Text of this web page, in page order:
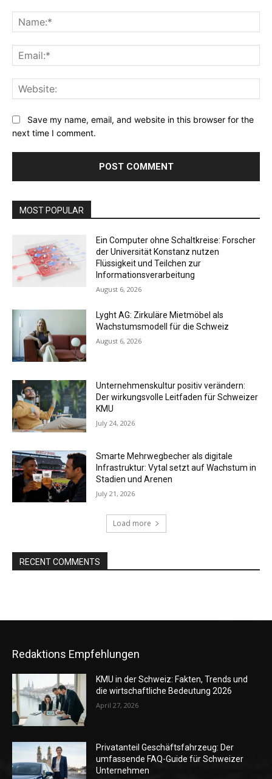
Save my name, email, and website in this browser for the
next time I comment.
MOST POPULAR
Ein Computer ohne Schaltkreise: Forscher
der Universität Konstanz nutzen
Flüssigkeit und Teilchen zur
Informationsverarbeitung
August 6, 2026
Lyght AG: Zirkuläre Mietmöbel als
Wachstumsmodell für die Schweiz
August 6, 2026
Unternehmenskultur positiv verändern:
Der wirkungsvolle Leitfaden für Schweizer
KMU
July 24, 2026
Smarte Mehrwegbecher als digitale
Infrastruktur: Vytal setzt auf Wachstum in
Stadien und Arenen
July 21, 2026
Load more
RECENT COMMENTS
Redaktions Empfehlungen
KMU in der Schweiz: Fakten, Trends und
die wirtschaftliche Bedeutung 2026
April 27, 2026
Privatanteil Geschäftsfahrzeug: Der
umfassende FAQ-Guide für Schweizer
Unternehmen